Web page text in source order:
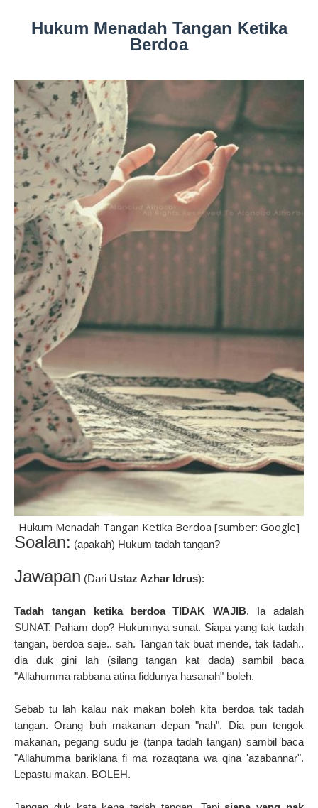
Hukum Menadah Tangan Ketika
Berdoa
Hukum Menadah Tangan Ketika Berdoa [sumber: Google]
Soalan: (apakah) Hukum tadah tangan?
Jawapan (Dari Ustaz Azhar Idrus):
Tadah tangan ketika berdoa TIDAK WAJIB. Ia adalah
SUNAT. Paham dop? Hukumnya sunat. Siapa yang tak tadah
tangan, berdoa saje.. sah. Tangan tak buat mende, tak tadah..
dia duk gini lah (silang tangan kat dada) sambil baca
"Allahumma rabbana atina fiddunya hasanah" boleh.
Sebab tu lah kalau nak makan boleh kita berdoa tak tadah
tangan. Orang buh makanan depan "nah". Dia pun tengok
makanan, pegang sudu je (tanpa tadah tangan) sambil baca
"Allahumma bariklana fi ma rozaqtana wa qina 'azabannar".
Lepastu makan. BOLEH.